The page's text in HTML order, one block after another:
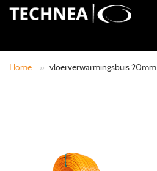
Home » vloerverwarmingsbuis 20mm